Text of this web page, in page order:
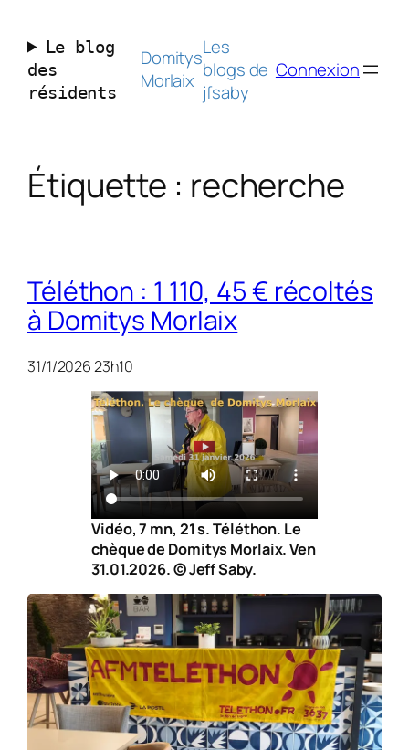
contenuLe blog
des
résidents
Domitys
Morlaix
Les
blogs de
jfsaby
Connexion
Étiquette : recherche
Téléthon : 1 110, 45 € récoltés
à Domitys Morlaix
31/1/2026 23h10
Vidéo, 7 mn, 21 s. Téléthon. Le
chèque de Domitys Morlaix. Ven
31.01.2026. © Jeff Saby.